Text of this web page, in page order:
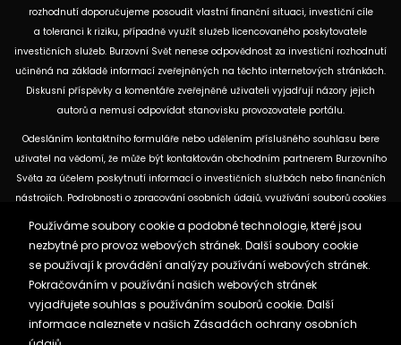
rozhodnutí doporučujeme posoudit vlastní finanční situaci, investiční cíle
a toleranci k riziku, případně využít služeb licencovaného poskytovatele
investičních služeb. Burzovní Svět nenese odpovědnost za investiční rozhodnutí
učiněná na základě informací zveřejněných na těchto internetových stránkách.
Diskusní příspěvky a komentáře zveřejněné uživateli vyjadřují názory jejich
autorů a nemusí odpovídat stanovisku provozovatele portálu.
Odesláním kontaktního formuláře nebo udělením příslušného souhlasu bere
uživatel na vědomí, že může být kontaktován obchodním partnerem Burzovního
Světa za účelem poskytnutí informací o investičních službách nebo finančních
nástrojích. Podrobnosti o zpracování osobních údajů, využívání souborů cookies
dostupných na těchto internetových stránkách. U jednotlivých článků mohou
být uvedeny informace o použitých zdrojích, datu původní analýzy nebo datu,
ke kterému se vztahují uvedené tržní údaje.
Zásady ochrany osobních údajů a cookies
Používáme soubory cookie a podobné technologie, které jsou
nezbytné pro provoz webových stránek. Další soubory cookie
se používají k provádění analýzy používání webových stránek.
Pokračováním v používání našich webových stránek
vyjadřujete souhlas s používáním souborů cookie. Další
informace naleznete v našich Zásadách ochrany osobních